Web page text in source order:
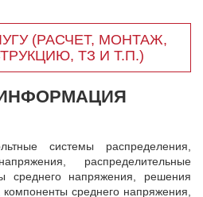
(РАСЧЕТ, МОНТАЖ,
ТЗ И Т.П.)
системы распределения,
распределительные
среднего напряжения, решения
среднего напряжения,